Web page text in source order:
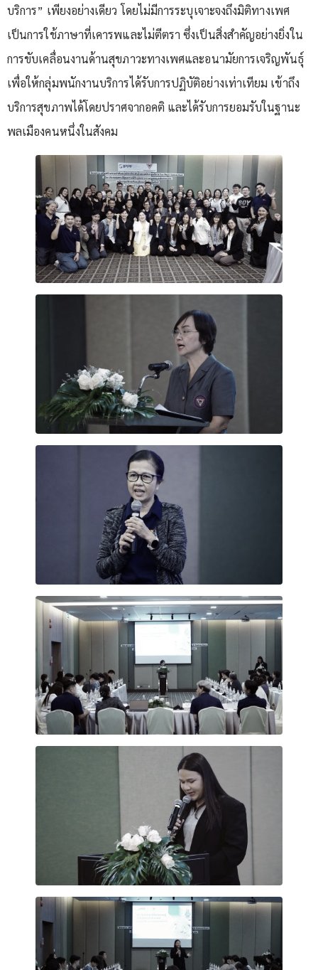
บริการ” เพียงอย่างเดียว โดยไม่มีการระบุเจาะจงถึงมิติทางเพศ
เป็นการใช้ภาษาที่เคารพและไม่ตีตรา ซึ่งเป็นสิ่งสำคัญอย่างยิ่งใน
การขับเคลื่อนงานด้านสุขภาวะทางเพศและอนามัยการเจริญพันธุ์
เพื่อให้กลุ่มพนักงานบริการได้รับการปฏิบัติอย่างเท่าเทียม เข้าถึง
บริการสุขภาพได้โดยปราศจากอคติ และได้รับการยอมรับในฐานะ
พลเมืองคนหนึ่งในสังคม